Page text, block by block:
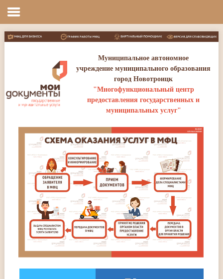
Главная
Муниципальное автономное
учреждение муниципального образования
город Новотроицк
"Многофункциональный центр
предоставления государственных и
муниципальных услуг"